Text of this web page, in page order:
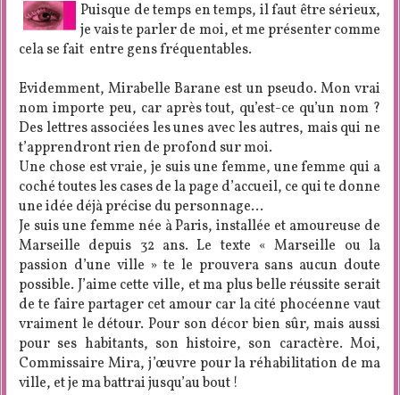
Puisque de temps en temps, il faut être sérieux,
je vais te parler de moi, et me présenter comme
cela se fait entre gens fréquentables.
Evidemment, Mirabelle Barane est un pseudo. Mon vrai
nom importe peu, car après tout, qu’est-ce qu’un nom ?
Des lettres associées les unes avec les autres, mais qui ne
t’apprendront rien de profond sur moi.
Une chose est vraie, je suis une femme, une femme qui a
coché toutes les cases de la page d’accueil, ce qui te donne
une idée déjà précise du personnage…
Je suis une femme née à Paris, installée et amoureuse de
Marseille depuis 32 ans. Le texte « Marseille ou la
passion d’une ville » te le prouvera sans aucun doute
possible. J’aime cette ville, et ma plus belle réussite serait
de te faire partager cet amour car la cité phocéenne vaut
vraiment le détour. Pour son décor bien sûr, mais aussi
pour ses habitants, son histoire, son caractère. Moi,
Commissaire Mira, j’œuvre pour la réhabilitation de ma
ville, et je ma battrai jusqu’au bout !